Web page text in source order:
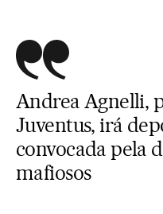
Andrea Agnelli,
Juventus, irá
convocada pela
mafiosos